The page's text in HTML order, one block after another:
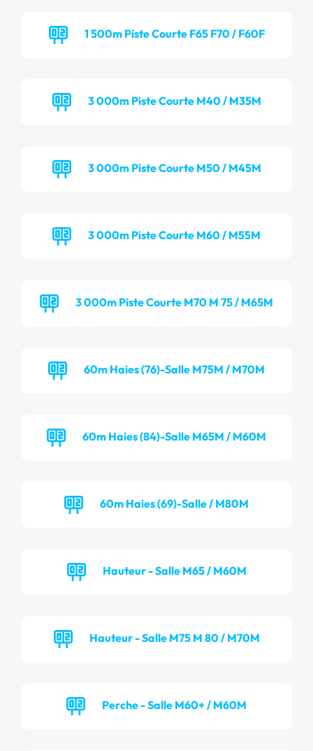
1 500m Piste Courte F65 F70 / F60F
3 000m Piste Courte M40 / M35M
3 000m Piste Courte M50 / M45M
3 000m Piste Courte M60 / M55M
3 000m Piste Courte M70 M 75 / M65M
60m Haies (76)-Salle M75M / M70M
60m Haies (84)-Salle M65M / M60M
60m Haies (69)-Salle / M80M
Hauteur - Salle M65 / M60M
Hauteur - Salle M75 M 80 / M70M
Perche - Salle M60+ / M60M